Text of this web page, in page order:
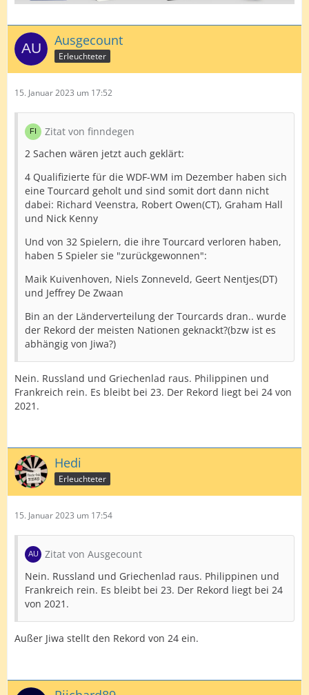
Ausgecount
Erleuchteter
15. Januar 2023 um 17:52
Zitat von finndegen
2 Sachen wären jetzt auch geklärt:
4 Qualifizierte für die WDF-WM im Dezember haben sich
eine Tourcard geholt und sind somit dort dann nicht
dabei: Richard Veenstra, Robert Owen(CT), Graham Hall
und Nick Kenny
Und von 32 Spielern, die ihre Tourcard verloren haben,
haben 5 Spieler sie "zurückgewonnen":
Maik Kuivenhoven, Niels Zonneveld, Geert Nentjes(DT)
und Jeffrey De Zwaan
Bin an der Länderverteilung der Tourcards dran.. wurde
der Rekord der meisten Nationen geknackt?(bzw ist es
abhängig von Jiwa?)
Nein. Russland und Griechenlad raus. Philippinen und
Frankreich rein. Es bleibt bei 23. Der Rekord liegt bei 24 von
2021.
Hedi
Erleuchteter
15. Januar 2023 um 17:54
Zitat von Ausgecount
Nein. Russland und Griechenlad raus. Philippinen und
Frankreich rein. Es bleibt bei 23. Der Rekord liegt bei 24
von 2021.
Außer Jiwa stellt den Rekord von 24 ein.